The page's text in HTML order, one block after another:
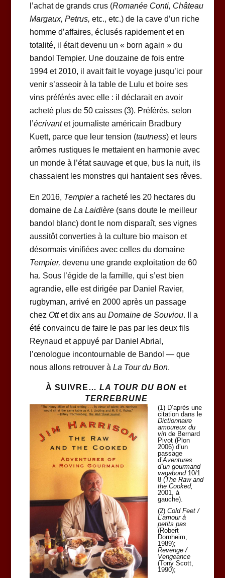
l’achat de grands crus (Romanée Conti, Château
Margaux, Petrus, etc., etc.) de la cave d’un riche
homme d’affaires, éclusés rapidement et en
totalité, il était devenu un « born again » du
bandol Tempier. Une douzaine de fois entre
1994 et 2010, il avait fait le voyage jusqu’ici pour
venir s’asseoir à la table de Lulu et boire ses
vins préférés avec elle : il déclarait en avoir
acheté plus de 50 caisses (3). Préférés, selon
l’écrivantet journaliste américain Bradbury
Kuett, parce que leur tension (tautness) et leurs
arômes rustiques le mettaient en harmonie avec
un monde à l’état sauvage et que, bus la nuit, ils
chassaient les monstres qui hantaient ses rêves.
En 2016, Tempiera racheté les 20 hectares du
domaine de La Laidière(sans doute le meilleur
bandol blanc) dont le nom disparaît, ses vignes
aussitôt converties à la culture bio maison et
désormais vinifiées avec celles du domaine
Tempier, devenu une grande exploitation de 60
ha. Sous l’égide de la famille, qui s’est bien
agrandie, elle est dirigée par Daniel Ravier,
rugbyman, arrivé en 2000 après un passage
chez Ottet dix ans au Domaine de Souviou. Il a
été convaincu de faire le pas par les deux fils
Reynaud et appuyé par Daniel Abrial,
l’œnologue incontournable de Bandol — que
nous allons retrouver à La Tour du Bon.
À SUIVRE…LA TOUR DU BON et
TERREBRUNE
(1) D’après une
citation dans le
Dictionnaire
amoureux du
vinde Bernard
Pivot (Plon
2006) d’un
passage
d’Aventures
d’un gourmand
vagabond10/1
8 (The Raw and
the Cooked,
2001, à
gauche).
(2) Cold Feet /
L’amour à
petits pas
(Robert
Dornheim,
1989);
Revenge /
Vengeance
(Tony Scott,
1990);